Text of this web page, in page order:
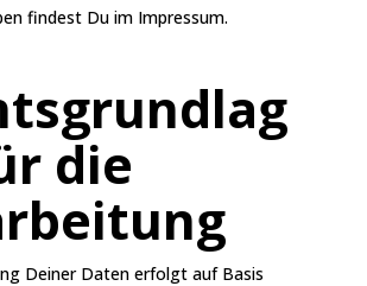
findest Du im Impressum.
die
Deiner Daten erfolgt auf Basis